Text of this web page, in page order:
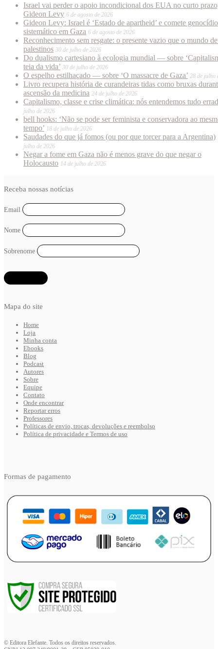
Israel vai perder o apoio incondicional dos EUA no curto
Gideon Levy 6 de agosto de 2026
Gideon Levy: Israel é ‘Estado de apartheid’ e comete genocídio
sistemático em Gaza 6 de agosto de 2026
Reconhecimento sem resgate: o presente vazio que o mundo
palestinos 30 de julho de 2026
Do dualismo cartesiano à ecologia mundial — sobre
teia da vida’ 30 de julho de 2026
O espelho estilhaçado — sobre ‘O massacre de Gaza’ 28 de julho
Livro recupera história de curandeiras tidas como bruxas
ascensão da medicina 24 de julho de 2026
Capitalismo, classe e crise climática: nós entendemos tudo
julho de 2026
bell hooks: ‘Não se pode ser feminista e conservadora ao
tempo’ 18 de julho de 2026
Saudades do que já fomos (ou por que torcer para a Argentina)
julho de 2026
Negar a fome em Gaza não é menos grave do que negar o
Holocausto 14 de julho de 2026
Mapa do site
Home
Loja
Minha conta
Ebooks
Blog
Podcast
Autores
Sobre
Equipe
Contato
Onde encontrar
Reportar erros
Professores
Políticas de envio, trocas, devoluções e reembolso
Política de privacidade e Termos de uso
Receba nossas notícias
Email
Nome
Sobrenome
Formas de pagamento
© Editora Elefante. Todos os direitos reservados.